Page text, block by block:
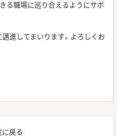
る職場に巡り合えるようにサポ
進してまいります。よろしくお
戻る